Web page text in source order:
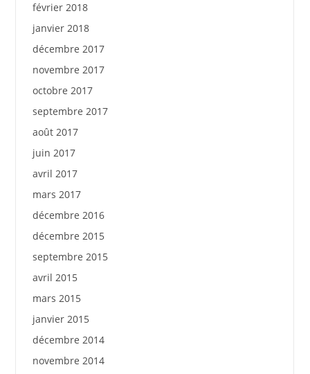
février 2018
janvier 2018
décembre 2017
novembre 2017
octobre 2017
septembre 2017
août 2017
juin 2017
avril 2017
mars 2017
décembre 2016
décembre 2015
septembre 2015
avril 2015
mars 2015
janvier 2015
décembre 2014
novembre 2014